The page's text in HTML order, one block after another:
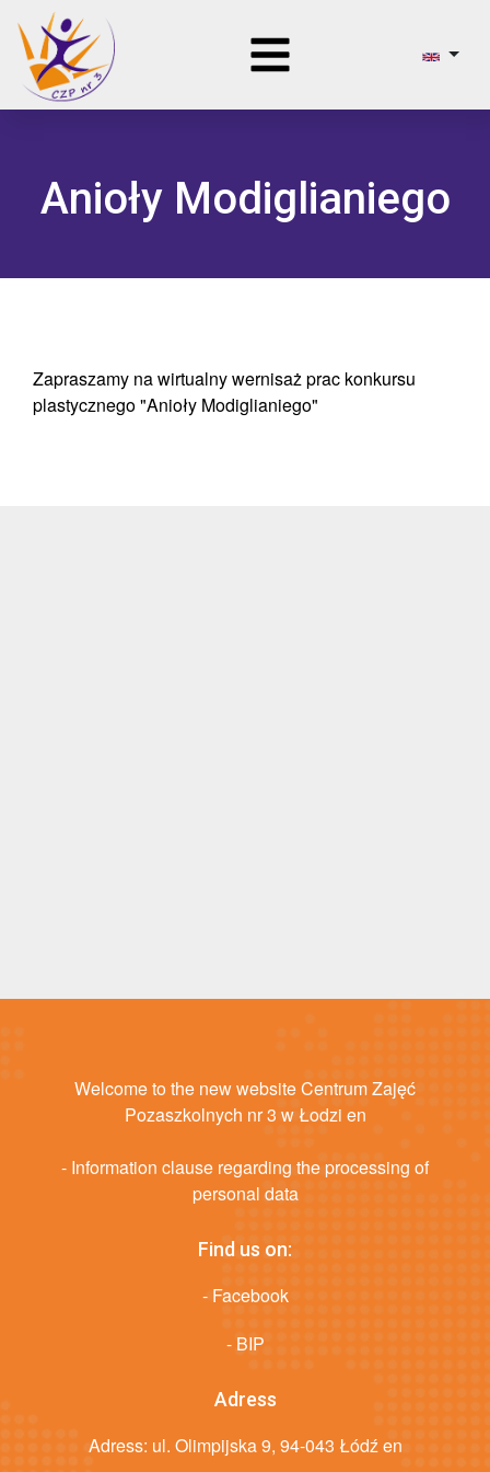
Anioły Modiglianiego
Zapraszamy na wirtualny wernisaż prac konkursu
plastycznego "Anioły Modiglianiego"
Welcome to the new website Centrum Zajęć
Pozaszkolnych nr 3 w Łodzi en
- Information clause regarding the processing of
personal data
Find us on:
- Facebook
- BIP
Adress
Adress: ul. Olimpijska 9, 94-043 Łódź en